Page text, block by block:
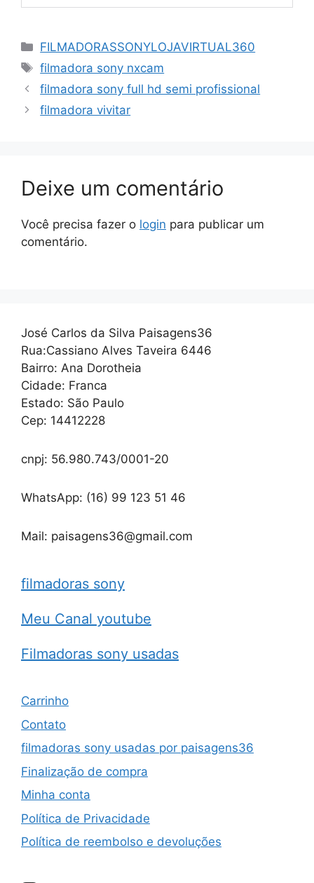
Categorias
FILMADORASSONYLOJAVIRTUAL360
Tags
filmadora sony nxcam
filmadora sony full hd semi profissional
filmadora vivitar
Deixe um comentário
Você precisa fazer o login para publicar um
comentário.
José Carlos da Silva Paisagens36
Rua:Cassiano Alves Taveira 6446
Bairro: Ana Dorotheia
Cidade: Franca
Estado: São Paulo
Cep: 14412228
cnpj: 56.980.743/0001-20
WhatsApp: (16) 99 123 51 46
Mail: paisagens36@gmail.com
filmadoras sony
Meu Canal youtube
Filmadoras sony usadas
Carrinho
Contato
filmadoras sony usadas por paisagens36
Finalização de compra
Minha conta
Política de Privacidade
Política de reembolso e devoluções